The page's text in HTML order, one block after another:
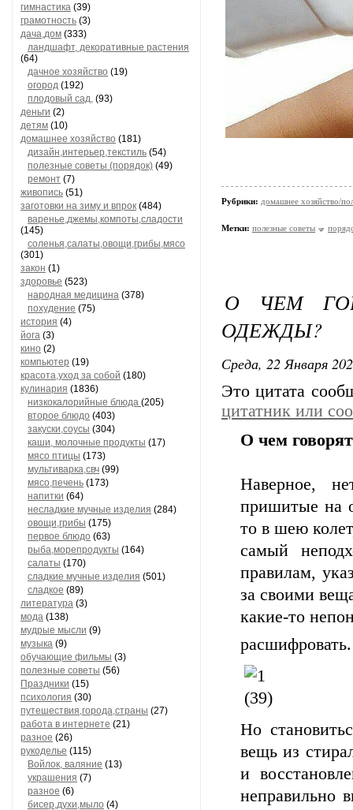
гимнастика (39)
грамотность (3)
дача,дом (333)
ландшафт, декоративные растения
(64)
дачное хозяйство (19)
огород (192)
плодовый сад, (93)
деньги (2)
детям (10)
домашнее хозяйство (181)
дизайн,интерьер,текстиль (54)
полезные советы (порядок) (49)
ремонт (7)
живопись (51)
заготовки на зиму и впрок (484)
варенье,джемы,компоты,сладости
(145)
соленья,салаты,овощи,грибы,мясо
(301)
закон (1)
здоровье (523)
народная медицина (378)
похудение (75)
история (4)
йога (3)
кино (2)
компьютер (19)
красота,уход за собой (180)
кулинария (1836)
низкокалорийные блюда (205)
второе блюдо (403)
закуски,соусы (304)
каши, молочные продукты (17)
мясо птицы (173)
мультиварка,свч (99)
мясо,печень (173)
напитки (64)
несладкие мучные изделия (284)
овощи,грибы (175)
первое блюдо (63)
рыба,морепродукты (164)
салаты (170)
сладкие мучные изделия (501)
сладкое (89)
литература (3)
мода (138)
мудрые мысли (9)
музыка (9)
обучающие фильмы (3)
полезные советы (56)
Праздники (15)
психология (30)
путешествия,города,страны (27)
работа в интернете (21)
разное (26)
рукоделье (115)
Войлок, валяние (13)
украшения (7)
разное (6)
бисер,духи,мыло (4)
Рубрики: домашнее хозяйство/
Метки: полезные советы
О ЧЕМ
ОДЕЖДЫ?
Среда, 22 Января
Это цитата
цитатник или
О чем
Наверное,
пришитые на
то в шею
самый
правилам,
за своими
какие-то
расшифровать.
Но
вещь из
и
неправильно